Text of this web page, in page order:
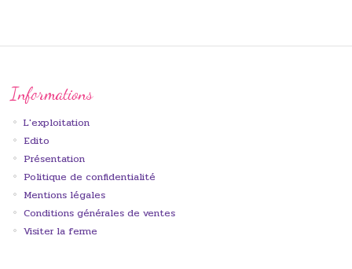
Informations
L'exploitation
Edito
Présentation
Politique de confidentialité
Mentions légales
Conditions générales de ventes
Visiter la ferme